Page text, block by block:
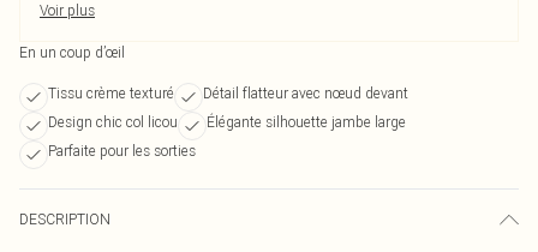
Voir plus
En un coup d’œil
Tissu crème texturé
Détail flatteur avec nœud devant
Design chic col licou
Élégante silhouette jambe large
Parfaite pour les sorties
DESCRIPTION